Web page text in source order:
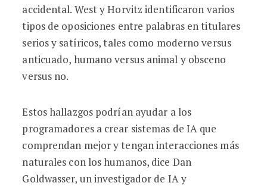
accidental. West y Horvitz identificaron varios
tipos de oposiciones entre palabras en titulares
serios y satíricos, tales como moderno versus
anticuado, humano versus animal y obsceno
versus no.
Estos hallazgos podrían ayudar a los
programadores a crear sistemas de IA que
comprendan mejor y tengan interacciones más
naturales con los humanos, dice Dan
Goldwasser, un investigador de IA y